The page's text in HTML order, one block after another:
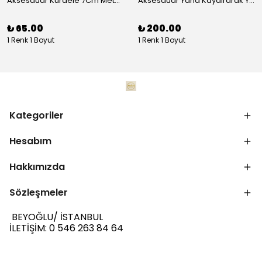
₺ 65.00
1 Renk 1 Boyut
₺ 200.00
1 Renk 1 Boyut
Kategoriler
Hesabım
Hakkımızda
Sözleşmeler
BEYOĞLU/ İSTANBUL
İLETİŞİM: 0 546 263 84 64